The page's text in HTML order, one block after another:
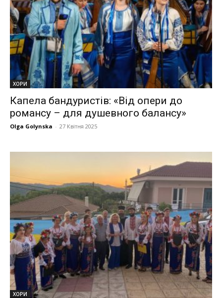
ХОРИ
Капела бандуристів: «Від опери до
романсу – для душевного балансу»
Olga Golynska - 27 Квітня 2025
ХОРИ